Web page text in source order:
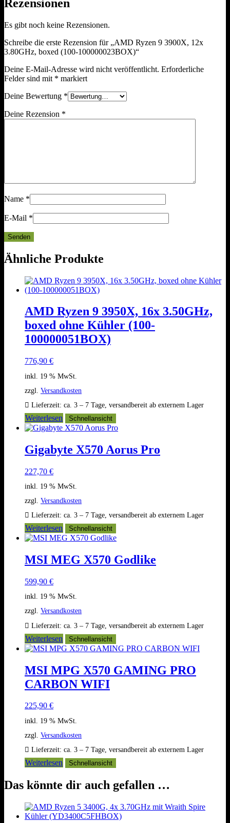
Rezensionen
Es gibt noch keine Rezensionen.
Schreibe die erste Rezension für „AMD Ryzen 9 3900X, 12x
3.80GHz, boxed (100-100000023BOX)“
Deine E-Mail-Adresse wird nicht veröffentlicht. Erforderliche
Felder sind mit * markiert
Deine Bewertung *
Deine Rezension *
Name *
E-Mail *
Ähnliche Produkte
AMD Ryzen 9 3950X, 16x 3.50GHz,
boxed ohne Kühler (100-
100000051BOX)
776,90 €
inkl. 19 % MwSt.
zzgl. Versandkosten
Lieferzeit: ca. 3 – 7 Tage, versandbereit ab externem Lager
Weiterlesen Schnellansicht
Gigabyte X570 Aorus Pro
227,70 €
inkl. 19 % MwSt.
zzgl. Versandkosten
Lieferzeit: ca. 3 – 7 Tage, versandbereit ab externem Lager
Weiterlesen Schnellansicht
MSI MEG X570 Godlike
599,90 €
inkl. 19 % MwSt.
zzgl. Versandkosten
Lieferzeit: ca. 3 – 7 Tage, versandbereit ab externem Lager
Weiterlesen Schnellansicht
MSI MPG X570 GAMING PRO
CARBON WIFI
225,90 €
inkl. 19 % MwSt.
zzgl. Versandkosten
Lieferzeit: ca. 3 – 7 Tage, versandbereit ab externem Lager
Weiterlesen Schnellansicht
Das könnte dir auch gefallen …